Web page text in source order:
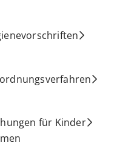
für Kinder